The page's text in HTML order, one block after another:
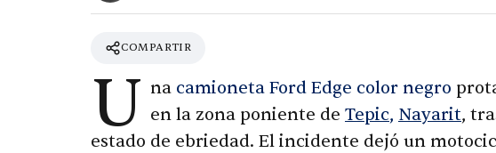
COMPARTIR
U na camioneta Ford Edge color negro
en la zona poniente de Tepic, Nayarit,
estado de ebriedad. El incidente dejó un